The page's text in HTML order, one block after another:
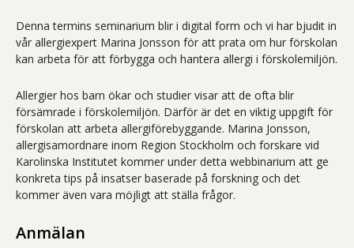
Denna termins seminarium blir i digital form och vi har bjudit in
vår allergiexpert Marina Jonsson för att prata om hur förskolan
kan arbeta för att förbygga och hantera allergi i förskolemiljön.
Allergier hos barn ökar och studier visar att de ofta blir
försämrade i förskolemiljön. Därför är det en viktig uppgift för
förskolan att arbeta allergiförebyggande. Marina Jonsson,
allergisamordnare inom Region Stockholm och forskare vid
Karolinska Institutet kommer under detta webbinarium att ge
konkreta tips på insatser baserade på forskning och det
kommer även vara möjligt att ställa frågor.
Anmälan